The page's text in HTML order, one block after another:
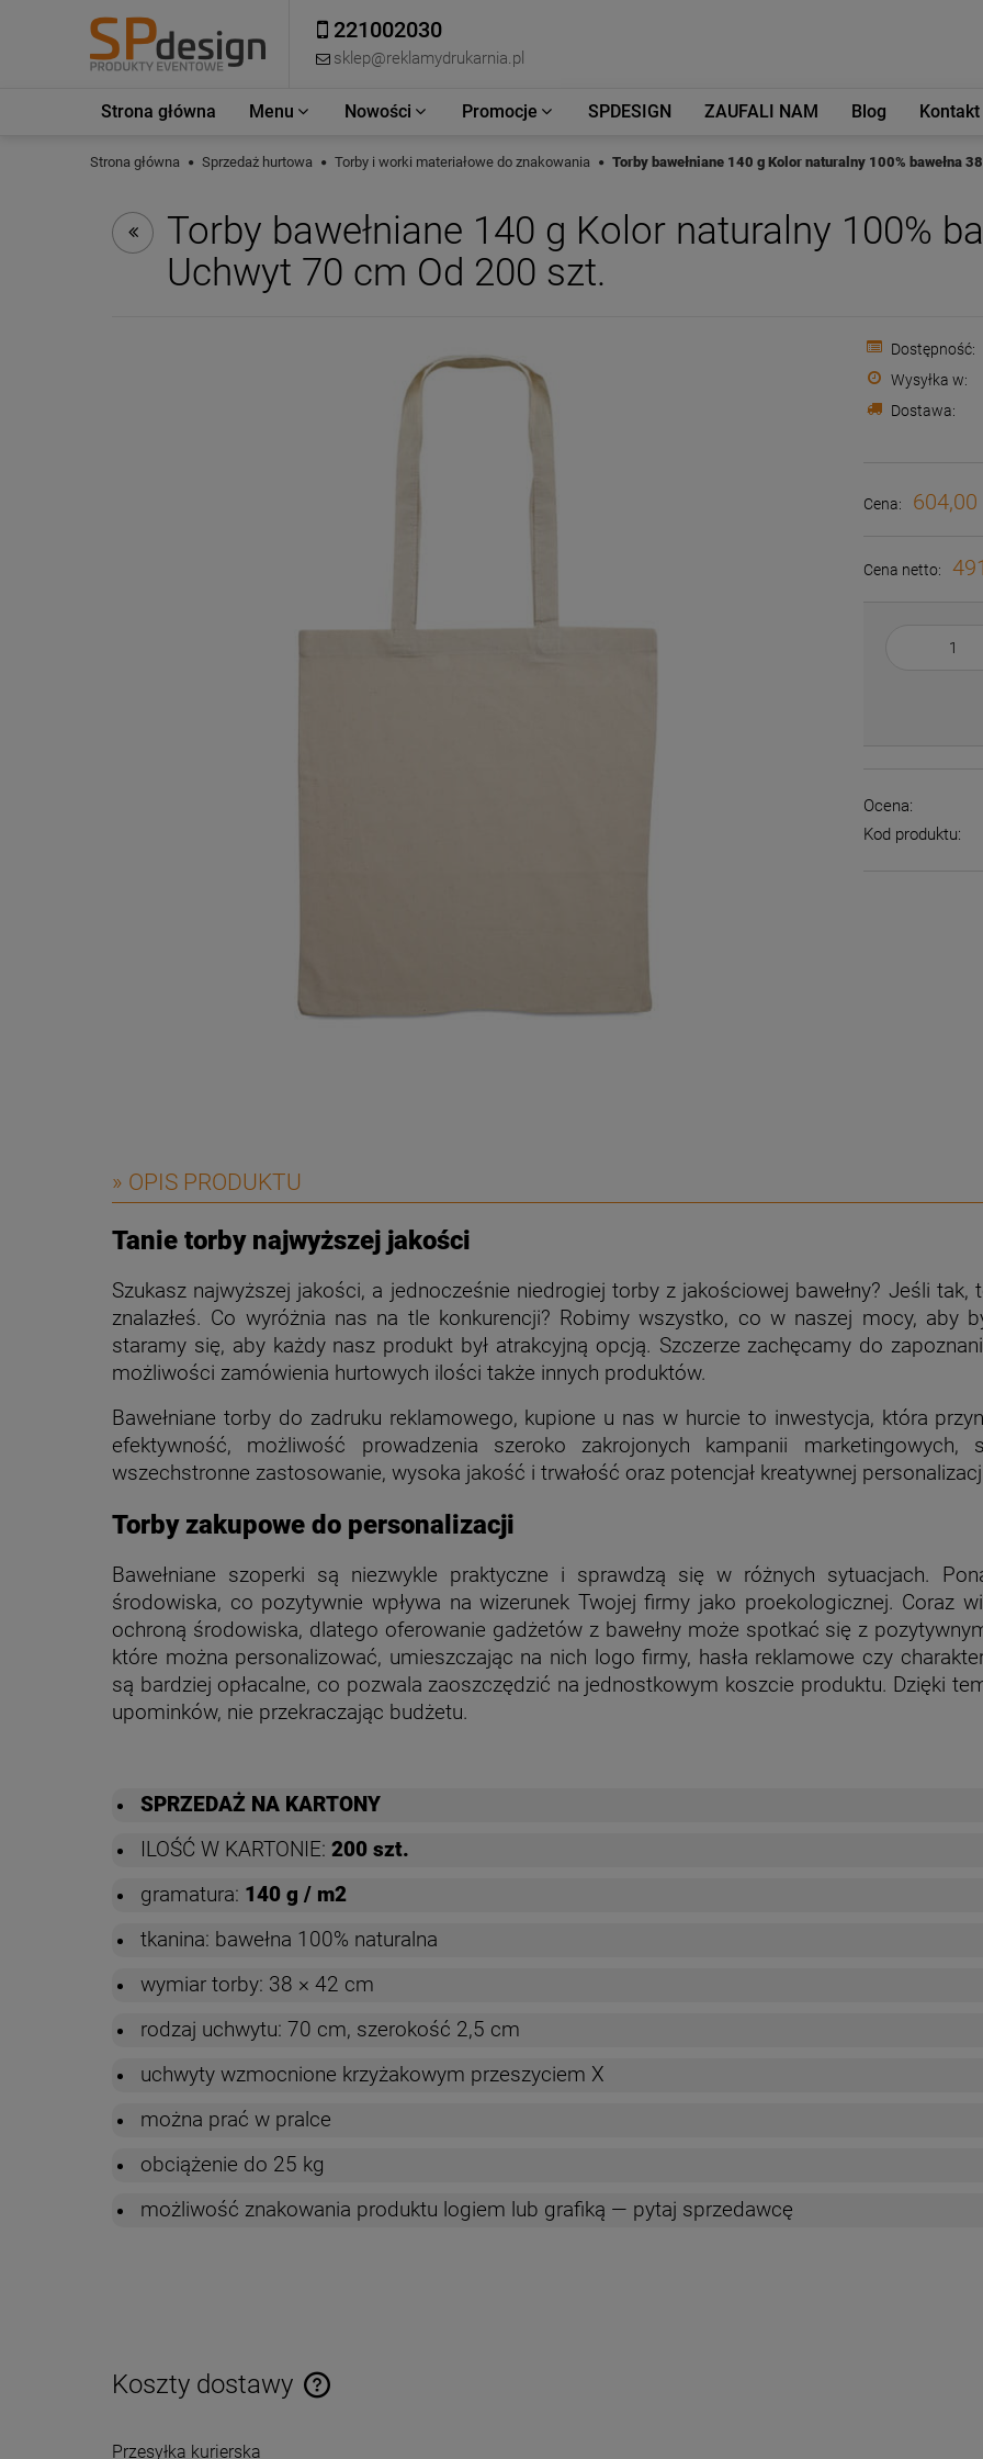
221002030
sklep@reklamydrukarnia.pl
Strona główna Menu Nowości Promocje SPDESIGN ZAUFALI NAM Blog Kontakt
Strona główna Sprzedaż hurtowa Torby i worki materiałowe do znakowania Torby bawełniane 140 g Kolor naturalny 100% bawełna
Torby bawełniane 140 g Kolor naturalny 100%
Uchwyt 70 cm Od 200 szt.
Dostępność:
Wysyłka w:
Dostawa:
Cena: 604,00
Cena netto:
Ocena:
Kod produktu:
» OPIS PRODUKTU
Tanie torby najwyższej jakości
Szukasz najwyższej jakości, a jednocześnie niedrogiej torby z jakościowej bawełny? Jeśli
znalazłeś. Co wyróżnia nas na tle konkurencji? Robimy wszystko, co w naszej mocy, aby
staramy się, aby każdy nasz produkt był atrakcyjną opcją. Szczerze zachęcamy do
możliwości zamówienia hurtowych ilości także innych produktów.
Bawełniane torby do zadruku reklamowego, kupione u nas w hurcie to inwestycja, która
efektywność, możliwość prowadzenia szeroko zakrojonych kampanii marketingowych,
wszechstronne zastosowanie, wysoka jakość i trwałość oraz potencjał kreatywnej
Torby zakupowe do personalizacji
Bawełniane szoperki są niezwykle praktyczne i sprawdzą się w różnych sytuacjach.
środowiska, co pozytywnie wpływa na wizerunek Twojej firmy jako proekologicznej. Coraz
ochroną środowiska, dlatego oferowanie gadżetów z bawełny może spotkać się z
które można personalizować, umieszczając na nich logo firmy, hasła reklamowe czy
są bardziej opłacalne, co pozwala zaoszczędzić na jednostkowym koszcie produktu. Dzięki
upominków, nie przekraczając budżetu.
SPRZEDAŻ NA KARTONY
ILOŚĆ W KARTONIE: 200 szt.
gramatura: 140 g / m2
tkanina: bawełna 100% naturalna
wymiar torby: 38 × 42 cm
rodzaj uchwytu: 70 cm, szerokość 2,5 cm
uchwyty wzmocnione krzyżakowym przeszyciem X
można prać w pralce
obciążenie do 25 kg
możliwość znakowania produktu logiem lub grafiką — pytaj sprzedawcę
Koszty dostawy
Przesyłka kurierska